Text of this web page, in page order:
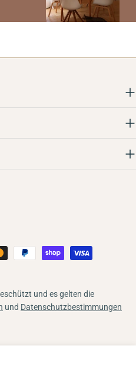
und es gelten die
und Datenschutzbestimmungen